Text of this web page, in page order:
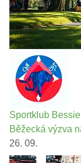
Sportklub
Běžecká výzva
26. 09.